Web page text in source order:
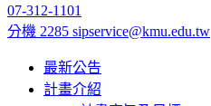
07-312-1101
分機 2285 sipservice@kmu.edu.tw
最新公告
計畫介紹